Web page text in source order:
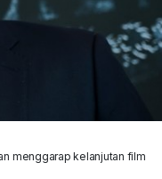
menggarap kelanjutan film